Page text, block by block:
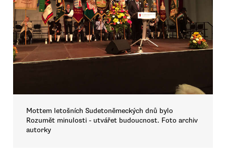
Mottem letošních Sudetoněmeckých dnů bylo
Rozumět minulosti - utvářet budoucnost. Foto archiv
autorky